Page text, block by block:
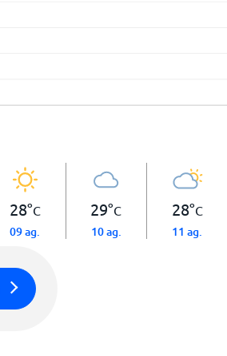
28°C
09 ag.
29°C
10 ag.
28°C
11 ag.